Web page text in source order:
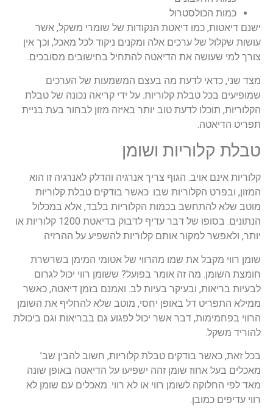
כמות הכולסטרול
ישנם דיאטות, כמו דיאטת הנקודות של שומרי משקל, אשר
עושות שקלול של ערכים אלה ומקנים ניקוד לכל מאכל, וכך אין
צורך למי שעושה את הדיאטה להתחיל בחישובים מסובכים.
מצד שני, כדאי לדעת מה בעצם המשמעות של הערכים
שמופיעים בכל טבלת קלוריות. על ידי קריאה נכונה של טבלת
הקלוריות, תוכלו לדעת טוב יותר באיזה מזון לבחור בעת בניית
תפריט הדיאטה.
טבלת קלוריות ושומן
קלוריות אינם אויב. הגוף צריך אנרגיה והדלק לאנרגיה זו הוא
המזון, ובפרט הקלוריות שבו. כאשר בודקים טבלת קלוריות
מוטב שלא להתחשב בכמות הקלוריות בלבד, אלא במכלול
הנתונים. בסופו של דבר עדיף לדבוק בדיאטת 1200 קלוריות או
יותר, ולאפשר למקור אותם קלוריות להשפיע על ההרזיה.
שומן רווי מקבל את שמו מהרווי של אטומי המימן בשרשרת
חומצת השומן. מה זה אומר בפועל? ששומן רווי יכול לגרום
לבעיות בריאות, ובעיקר בעיות לב. ואמנם בזמן דיאטה, כאשר
ממילא התפריט דל באופן יחסי, מוטב שלא להחליף את השומן
הרווי בפחמימות, דבר אשר יכול לפגוע גם בבריאות וגם ביכולת
להוריד משקל.
בכל זאת, כאשר בודקים טבלת קלוריות, חשוב להבין שב’
מאכלים בעל אחוז שומן זהה ישפיעו על הדיאטה באופן שונה
מאד לפי החלוקה לשומן רווי או לא רווי. מאכלים עם שומן לא
רווי עדיפים כמובן.